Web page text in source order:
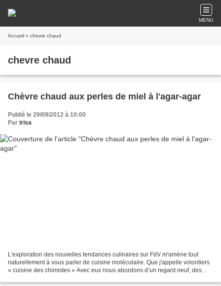
MENU
Accueil » chevre chaud
chevre chaud
Chèvre chaud aux perles de miel à l'agar-agar
Publié le 29/09/2012 à 10:00
Par irisa
L'exploration des nouvelles tendances culinaires sur FdV m'amène tout
naturellement à vous parler de cuisine moléculaire. Que j'appelle volontiers
« cuisine des chimistes » Avec eux nous abordons d’un regard neuf, des